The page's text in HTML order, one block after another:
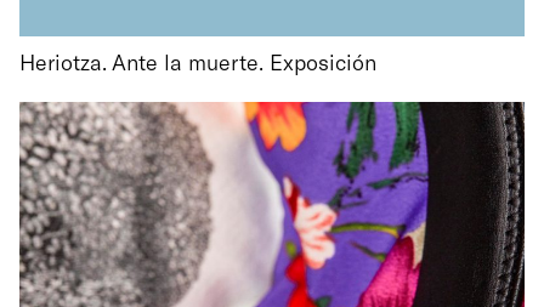
Heriotza. Ante la muerte. Exposición